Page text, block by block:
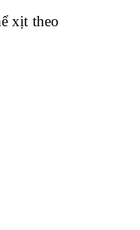
xịt theo